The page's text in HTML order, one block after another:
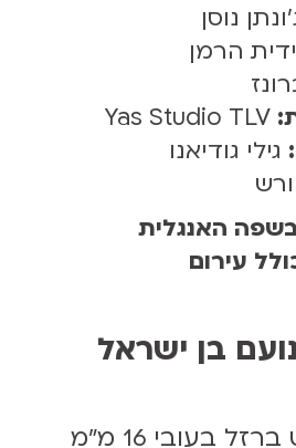
נוסן
הרמן
גילי גודיאנו
האנגלית
עירום
פעולה בין מוט ברזל בעובי 16 מ"מ